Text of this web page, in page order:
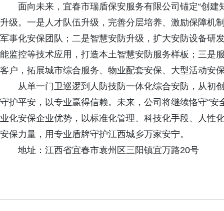
面向未来，宜春市瑞盾保安服务有限公司锚定“创
升级。一是人才队伍升级，完善分层培养、激励保障机
军事化安保团队；二是智慧安防升级，扩大安防设备研
能监控等技术应用，打造本土智慧安防服务样板；三是
客户，拓展城市综合服务、物业配套安保、大型活动安
从单一门卫巡逻到人防技防一体化综合安防，从初
守护平安，以专业赢得信赖。未来，公司将继续恪守“
业化安保企业优势，以标准化管理、科技化手段、人性
安保力量，用专业盾牌守护江西城乡万家安宁。
地址：江西省宜春市袁州区三阳镇宜万路20号